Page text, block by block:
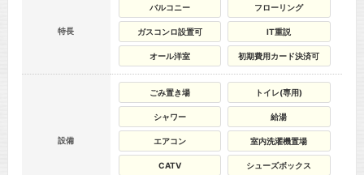
特長
バルコニー フローリング
ガスコンロ設置可 IT重説
オール洋室 初期費用カード決済可
設備
ごみ置き場 トイレ(専用)
シャワー 給湯
エアコン 室内洗濯機置場
CATV シューズボックス